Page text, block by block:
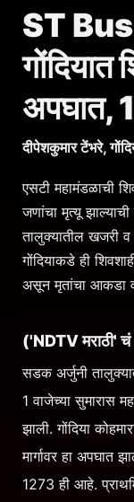
ST
गोंदियात
अपघात,
दीपेशकुमार टेंभरे,
एसटी महामंडळाची
जणांचा मृत्यू
तालुक्यातील खजरी व
गोंदियाकडे ही
असून मृतांचा आकडा
('NDTV मराठी'
सडक अर्जुनी
1 वाजेच्या सुमारास
झाली. गोंदिया
मार्गावर हा अपघात
1273 ही आहे.